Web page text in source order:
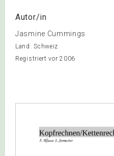
Autor/in
Jasmine Cummings
Land: Schweiz
Registriert vor 2006